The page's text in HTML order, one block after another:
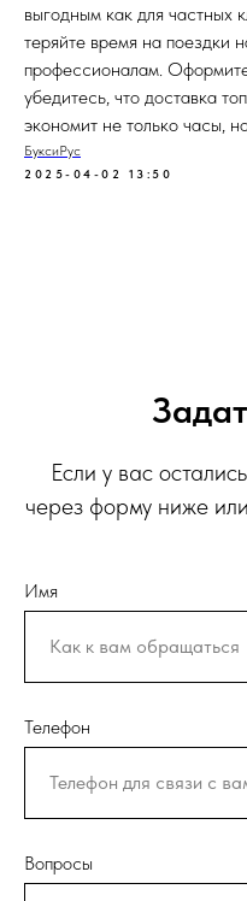
выгодным как для частных
теряйте время на поездки
профессионалам.
убедитесь, что доставка
экономит не только часы,
БуксиРус
2025-04-02 13:50
Если у вас
через форму ниже
Имя
Телефон
Вопросы